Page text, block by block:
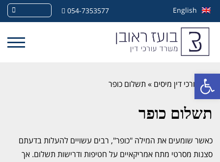
English
054-7353577
» עורכי דין מיסים » תשלום כופר
תשלום כופר
כאשר שומעים את המילה "כופר", רבים עשויים להעלות בדעתם
סצנות מסרטי מתח אמריקאיים על חטיפות ודרישות תשלום. אך
פתח סרגל נגישות